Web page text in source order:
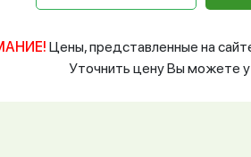
Цены, представленные на
Уточнить цену Вы можете